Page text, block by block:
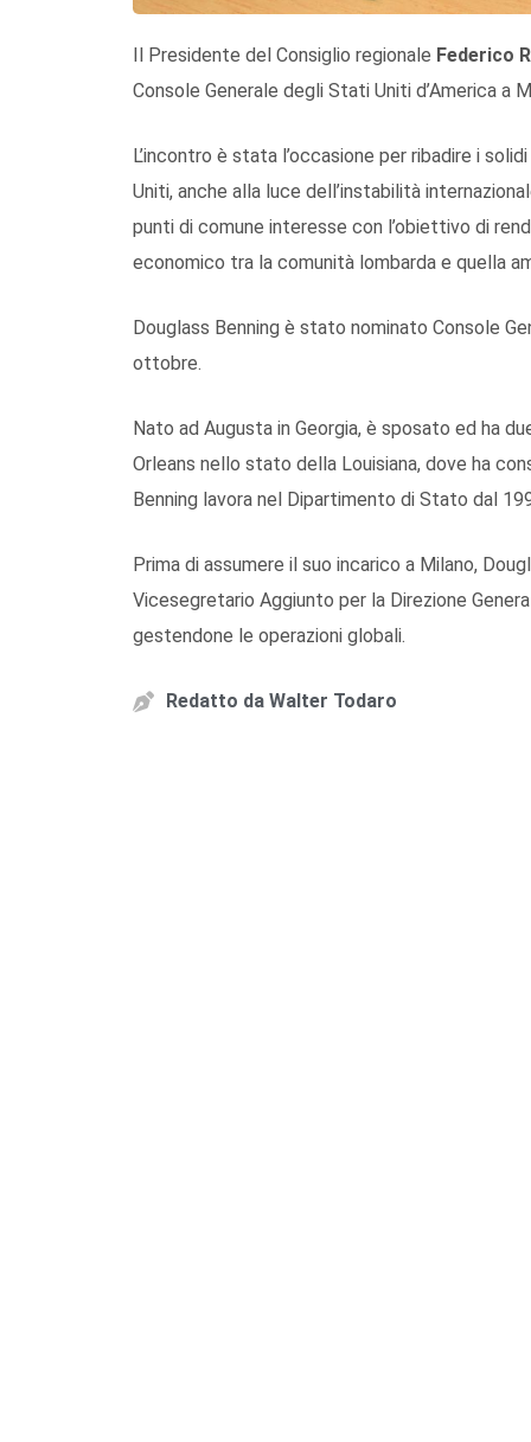
Il Presidente del Consiglio regionale Federico
Console Generale degli Stati Uniti d’America a
L’incontro è stata l’occasione per ribadire i
Uniti, anche alla luce dell’instabilità
punti di comune interesse con l’obiettivo di
economico tra la comunità lombarda e quella
Douglass Benning è stato nominato Console
ottobre.
Nato ad Augusta in Georgia, è sposato ed ha
Orleans nello stato della Louisiana, dove ha
Benning lavora nel Dipartimento di Stato dal
Prima di assumere il suo incarico a Milano,
Vicesegretario Aggiunto per la Direzione
gestendone le operazioni globali.
Redatto da Walter Todaro